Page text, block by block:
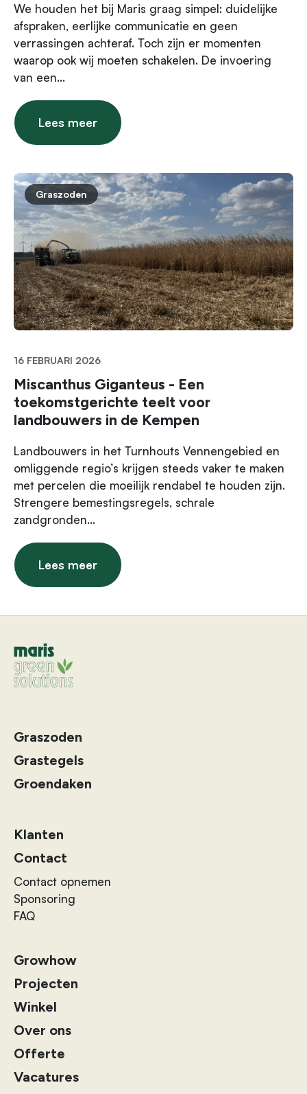
We houden het bij Maris graag simpel: duidelijke
afspraken, eerlijke communicatie en geen
verrassingen achteraf. Toch zijn er momenten
waarop ook wij moeten schakelen. De invoering
van een...
Lees meer
Graszoden
16 FEBRUARI 2026
Miscanthus Giganteus - Een
toekomstgerichte teelt voor
landbouwers in de Kempen
Landbouwers in het Turnhouts Vennengebied en
omliggende regio’s krijgen steeds vaker te maken
met percelen die moeilijk rendabel te houden zijn.
Strengere bemestingsregels, schrale
zandgronden...
Lees meer
Graszoden
Grastegels
Groendaken
Klanten
Contact
Contact opnemen
Sponsoring
FAQ
Growhow
Projecten
Winkel
Over ons
Offerte
Vacatures